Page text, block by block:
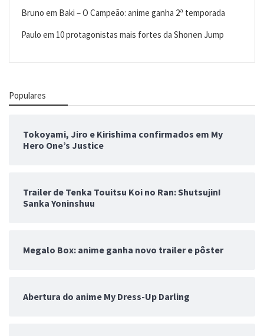
Bruno em Baki – O Campeão: anime ganha 2ª temporada
Paulo em 10 protagonistas mais fortes da Shonen Jump
Populares
Tokoyami, Jiro e Kirishima confirmados em My
Hero One’s Justice
Trailer de Tenka Touitsu Koi no Ran: Shutsujin!
Sanka Yoninshuu
Megalo Box: anime ganha novo trailer e pôster
Abertura do anime My Dress-Up Darling